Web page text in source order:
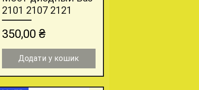
2101 2107 2121
Ціна
350,00 ₴
Додати у кошик